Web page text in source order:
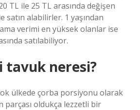
TL ile 25 TL arasında değişen
satın alabilirler. 1 yaşından
verimi en yüksek olanlar ise
satılabiliyor.
tavuk neresi?
ülkede çorba porsiyonu olarak
parçası oldukça lezzetli bir